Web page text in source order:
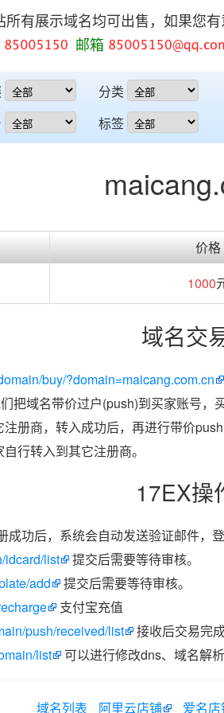
所有展示域名均可出售，如果您
邮箱
分类
标签
价格
1000
域名交
buy/?domain=maicang.com.cn
把域名带价过户(push)到买家账号，
册商，转入成功后，再进行带价push
行转入到其它注册商。
17EX操
成功后，系统会自动发送验证邮件，
idcard/list
提交后需要等待审核。
add
提交后需要等待审核。
支付宝充值
push/received/list
接收后交易完
list 可以进行修改dns、域名解
域名列表 阿里云店铺 爱名店